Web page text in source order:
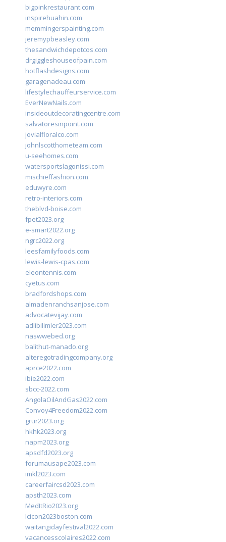
bigpinkrestaurant.com
inspirehuahin.com
memmingerspainting.com
jeremypbeasley.com
thesandwichdepotcos.com
drgiggleshouseofpain.com
hotflashdesigns.com
garagenadeau.com
lifestylechauffeurservice.com
EverNewNails.com
insideoutdecoratingcentre.com
salvatoresinpoint.com
jovialfloralco.com
johnlscotthometeam.com
u-seehomes.com
watersportslagonissi.com
mischieffashion.com
eduwyre.com
retro-interiors.com
theblvd-boise.com
fpet2023.org
e-smart2022.org
ngrc2022.org
leesfamilyfoods.com
lewis-lewis-cpas.com
eleontennis.com
cyetus.com
bradfordshops.com
almadenranchsanjose.com
advocatevijay.com
adlibilimler2023.com
naswwebed.org
balithut-manado.org
alteregotradingcompany.org
aprce2022.com
ibie2022.com
sbcc-2022.com
AngolaOilAndGas2022.com
Convoy4Freedom2022.com
grur2023.org
hkhk2023.org
napm2023.org
apsdfd2023.org
forumausape2023.com
imkl2023.com
careerfaircsd2023.com
apsth2023.com
MedItRio2023.org
lcicon2023boston.com
waitangidayfestival2022.com
vacancesscolaires2022.com